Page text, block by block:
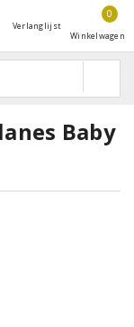
Verlanglijst
0
Winkelwagen
Baby